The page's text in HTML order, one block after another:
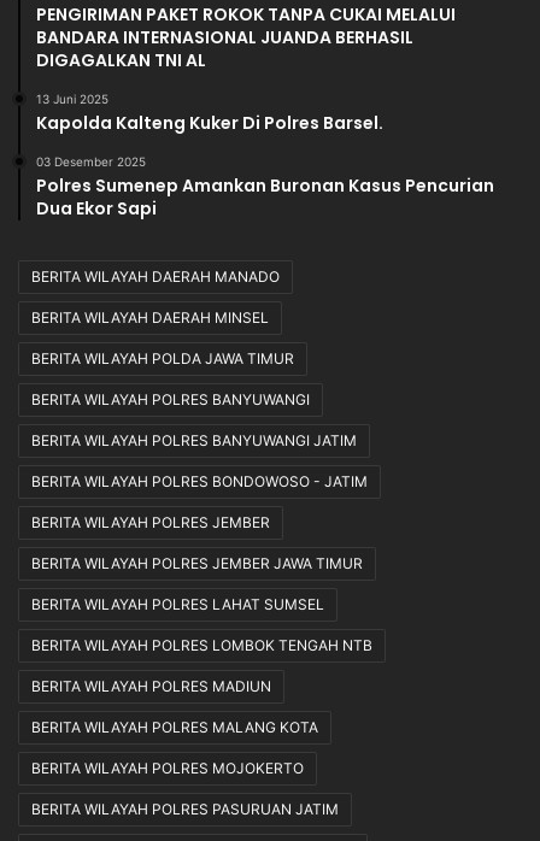
PENGIRIMAN PAKET ROKOK TANPA CUKAI MELALUI
BANDARA INTERNASIONAL JUANDA BERHASIL
DIGAGALKAN TNI AL
13 Juni 2025
Kapolda Kalteng Kuker Di Polres Barsel.
03 Desember 2025
Polres Sumenep Amankan Buronan Kasus Pencurian
Dua Ekor Sapi
BERITA WILAYAH DAERAH MANADO
BERITA WILAYAH DAERAH MINSEL
BERITA WILAYAH POLDA JAWA TIMUR
BERITA WILAYAH POLRES BANYUWANGI
BERITA WILAYAH POLRES BANYUWANGI JATIM
BERITA WILAYAH POLRES BONDOWOSO - JATIM
BERITA WILAYAH POLRES JEMBER
BERITA WILAYAH POLRES JEMBER JAWA TIMUR
BERITA WILAYAH POLRES LAHAT SUMSEL
BERITA WILAYAH POLRES LOMBOK TENGAH NTB
BERITA WILAYAH POLRES MADIUN
BERITA WILAYAH POLRES MALANG KOTA
BERITA WILAYAH POLRES MOJOKERTO
BERITA WILAYAH POLRES PASURUAN JATIM